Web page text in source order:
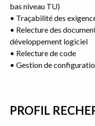
bas niveau TU)
• Traçabilité des
• Relecture des
développement logiciel
• Relecture de code
• Gestion de
PROFIL